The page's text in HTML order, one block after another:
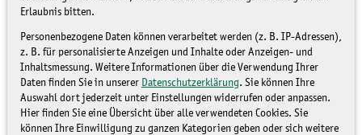
Erlaubnis bitten.
Personenbezogene Daten können verarbeitet werden (z. B. IP-Adressen),
z. B. für personalisierte Anzeigen und Inhalte oder Anzeigen- und
Inhaltsmessung. Weitere Informationen über die Verwendung Ihrer
Daten finden Sie in unserer Datenschutzerklärung. Sie können Ihre
Auswahl dort jederzeit unter Einstellungen widerrufen oder anpassen.
Hier finden Sie eine Übersicht über alle verwendeten Cookies. Sie
können Ihre Einwilligung zu ganzen Kategorien geben oder sich weitere
Naturlehrpfad Bockwitz
als beliebtes Ausflugsziel
soll schnell
wiederhergestellt werden